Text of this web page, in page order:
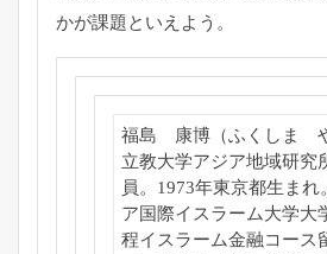
かが課題といえよう。
福島 康博（ふくしま や
立教大学アジア地域研究
員。1973年東京都生まれ
ア国際イスラーム大学大
程イスラーム金融コース